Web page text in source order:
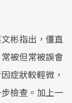
彬指出，僵直
被但常被誤會
症狀較輕微，
檢查。加上一